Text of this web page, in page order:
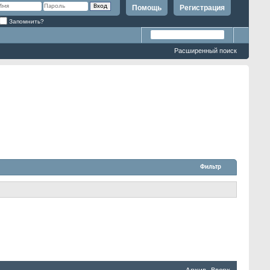
Регистрация
Помощь
Запомнить?
Расширенный поиск
Фильтр